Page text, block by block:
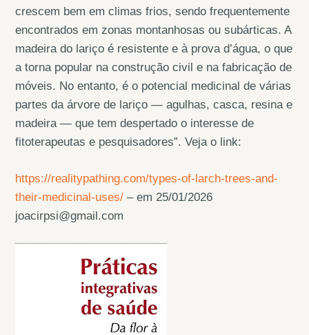
crescem bem em climas frios, sendo frequentemente
encontrados em zonas montanhosas ou subárticas. A
madeira do lariço é resistente e à prova d’água, o que
a torna popular na construção civil e na fabricação de
móveis. No entanto, é o potencial medicinal de várias
partes da árvore de lariço — agulhas, casca, resina e
madeira — que tem despertado o interesse de
fitoterapeutas e pesquisadores”. Veja o link:
https://realitypathing.com/types-of-larch-trees-and-
their-medicinal-uses/ – em 25/01/2026
joacirpsi@gmail.com